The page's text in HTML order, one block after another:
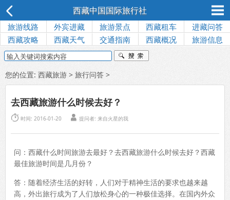
西藏中国国际旅行社
旅游线路 外宾进藏 旅游景点 西藏租车
进藏问答
西藏攻略
西藏天气 交通指南 西藏概况 旅游信息
您的位置: 西藏旅游 > 旅行问答 >
去西藏旅游什么时候去好？
 时间: 2016-01-20  提问者: 来自火星的我
问：西藏什么时间旅游去最好？去西藏旅游什么时候去好？西藏
最佳旅游时间是几月份？
答：随着经济生活的好转，人们对于精神生活的要求也越来越
高，外出旅行成为了人们放松身心的一种极佳选择。在国内外众